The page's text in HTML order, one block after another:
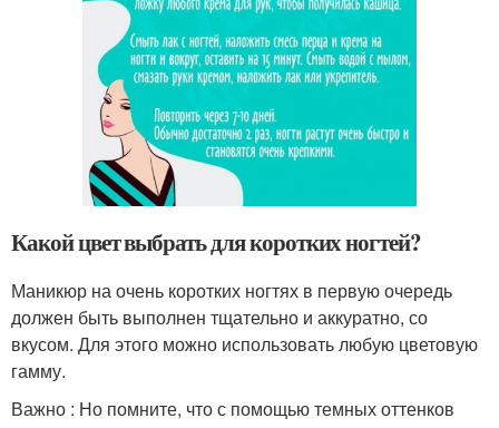
Какой цвет выбрать для коротких ногтей?
Маникюр на очень коротких ногтях в первую очередь
должен быть выполнен тщательно и аккуратно, со
вкусом. Для этого можно использовать любую цветовую
гамму.
Важно : Но помните, что с помощью темных оттенков